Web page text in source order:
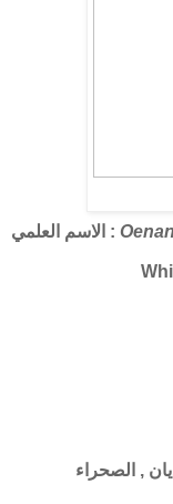
الاسم العلمي :
, الصحراء